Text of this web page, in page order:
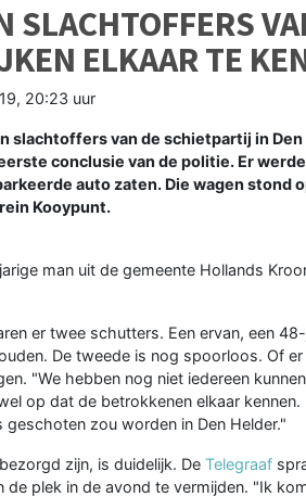
SLACHTOFFERS
ELKAAR TE
20:23 uur
slachtoffers van de schietpartij in
conclusie van de politie. Er
auto zaten. Die wagen stond
Kooypunt.
man uit de gemeente Hollands
er twee schutters. Een ervan, een
De tweede is nog spoorloos. Of
"We hebben nog niet iedereen
op dat de betrokkenen elkaar
zou worden in Den Helder."
zijn, is duidelijk. De Telegraaf
plek in de avond te vermijden. "Ik